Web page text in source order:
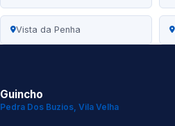
Vista da Penha
Guincho
Pedra Dos Buzios, Vila Velha